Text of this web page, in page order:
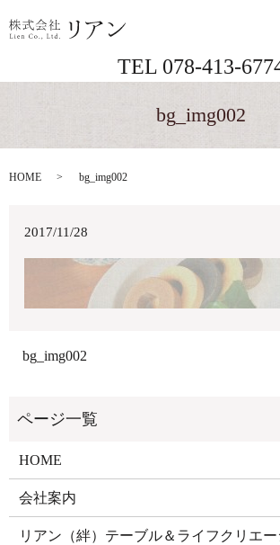
TEL 078-413-
bg_img002
HOME bg_img002
2017/11/28
bg_img002
HOME
会社案内
リアン（絆）テーブル＆ライフクリエ